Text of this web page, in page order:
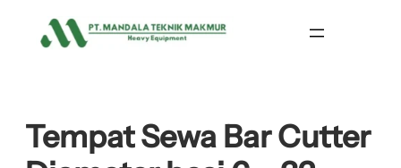
Tempat Sewa Bar Cutter